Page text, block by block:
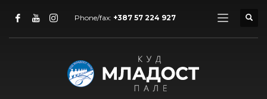
Phone/fax: +387 57 224 927